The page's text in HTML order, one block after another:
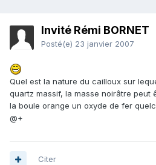
Invité Rémi BORNET
Posté(e) 23 janvier 2007
Quel est la nature du cailloux sur
quartz massif, la masse noirâtre peut
la boule orange un oxyde de fer
@+
Citer